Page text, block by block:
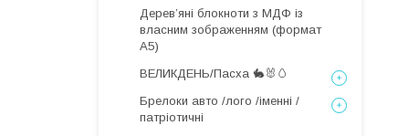
Дерев’яні блокноти з МДФ із
власним зображенням (формат
А5)
ВЕЛИКДЕНЬ/Пасха 🐇🐰🥚
Брелоки авто /лого /іменні /
патріотичні